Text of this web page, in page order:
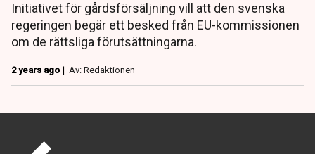
Initiativet för gårdsförsäljning vill att den svenska
regeringen begär ett besked från EU-kommissionen
om de rättsliga förutsättningarna.
2 years ago | Av: Redaktionen